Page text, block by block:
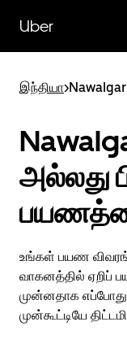
பக்கத்திற்குச்
செல்லவும்
Uber
இந்தியா>
அல்லது
உங்கள் பயண
வாகனத்தில் ஏறிப்
முன்னதாக எப்போது
முன்கூட்டியே